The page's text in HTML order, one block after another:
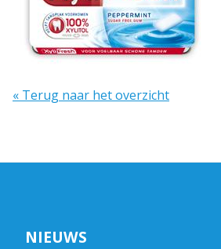
« Terug naar het overzicht
NIEUWS